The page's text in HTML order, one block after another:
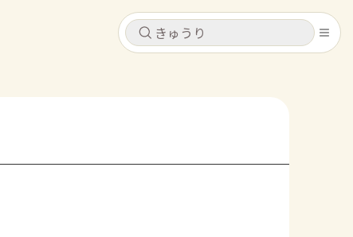
キャンセル
キャンセル